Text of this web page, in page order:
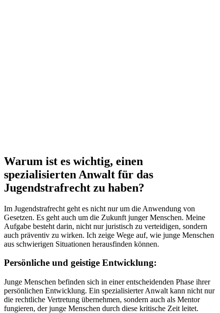
Warum ist es wichtig, einen
spezialisierten Anwalt für das
Jugendstrafrecht zu haben?
Im Jugendstrafrecht geht es nicht nur um die Anwendung von
Gesetzen. Es geht auch um die Zukunft junger Menschen. Meine
Aufgabe besteht darin, nicht nur juristisch zu verteidigen, sondern
auch präventiv zu wirken. Ich zeige Wege auf, wie junge Menschen
aus schwierigen Situationen herausfinden können.
Persönliche und geistige Entwicklung:
Junge Menschen befinden sich in einer entscheidenden Phase ihrer
persönlichen Entwicklung. Ein spezialisierter Anwalt kann nicht nur
die rechtliche Vertretung übernehmen, sondern auch als Mentor
fungieren, der junge Menschen durch diese kritische Zeit leitet.